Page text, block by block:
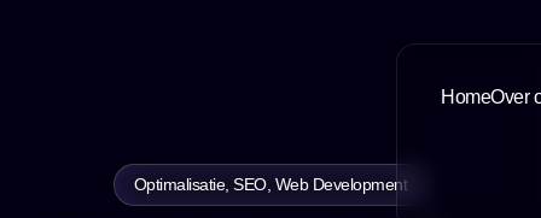
HomeOver
Optimalisatie,SEO, Web Development